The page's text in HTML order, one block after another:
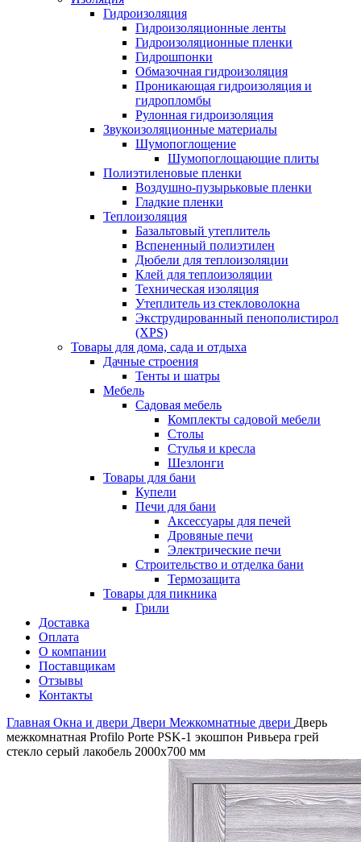
Гидроизоляция
Гидроизоляционные ленты
Гидроизоляционные пленки
Гидрошпонки
Обмазочная гидроизоляция
Проникающая гидроизоляция и
гидропломбы
Рулонная гидроизоляция
Звукоизоляционные материалы
Шумопоглощение
Шумопоглощающие плиты
Полиэтиленовые пленки
Воздушно-пузырьковые пленки
Гладкие пленки
Теплоизоляция
Базальтовый утеплитель
Вспененный полиэтилен
Дюбели для теплоизоляции
Клей для теплоизоляции
Техническая изоляция
Утеплитель из стекловолокна
Экструдированный пенополистирол
(XPS)
Товары для дома, сада и отдыха
Дачные строения
Тенты и шатры
Мебель
Садовая мебель
Комплекты садовой мебели
Столы
Стулья и кресла
Шезлонги
Товары для бани
Купели
Печи для бани
Аксессуары для печей
Дровяные печи
Электрические печи
Строительство и отделка бани
Термозащита
Товары для пикника
Грили
Доставка
Оплата
О компании
Поставщикам
Отзывы
Контакты
Главная Окна и двери Двери Межкомнатные двери Дверь
межкомнатная Profilo Porte PSK-1 экошпон Ривьера грей
стекло серый лакобель 2000х700 мм